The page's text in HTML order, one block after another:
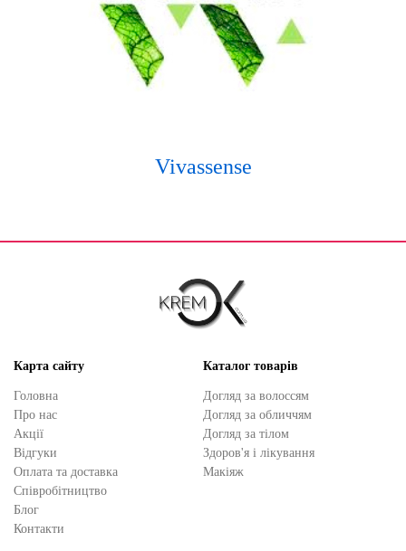
Vivassense
Карта сайту
Головна
Про нас
Акції
Відгуки
Оплата та доставка
Cпівробітництво
Блог
Контакти
Каталог товарів
Догляд за волоссям
Догляд за обличчям
Догляд за тілом
Здоров'я і лікування
Макіяж